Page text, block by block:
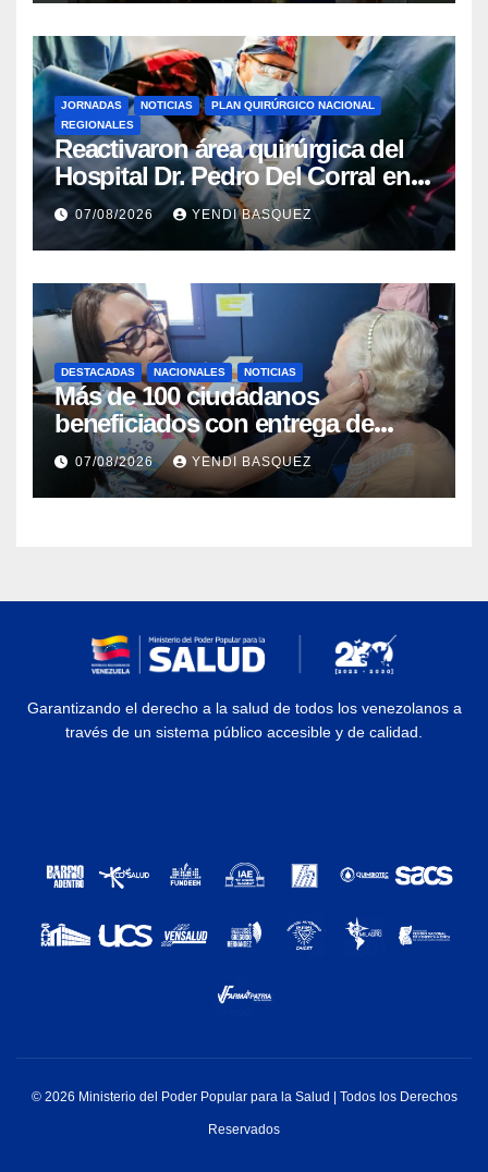
JORNADAS NOTICIAS
PLAN QUIRÚRGICO NACIONAL
REGIONALES
Reactivaron área quirúrgica del
Hospital Dr. Pedro Del Corral en
Guárico
07/08/2026 YENDI BASQUEZ
DESTACADAS NACIONALES NOTICIAS
Más de 100 ciudadanos
beneficiados con entrega de
prótesis auditivas en el Centro de
Rehabilitación J.J. Arvelo
07/08/2026 YENDI BASQUEZ
Garantizando el derecho a la salud de todos los venezolanos a
través de un sistema público accesible y de calidad.
© 2026 Ministerio del Poder Popular para la Salud | Todos los Derechos
Reservados